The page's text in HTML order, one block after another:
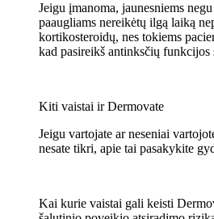
Jeigu įmanoma, jaunesniems
paaugliams nereikėtų ilgą laiką
kortikosteroidų, nes tokiems
kad pasireikš antinksčių funkcijos
Kiti vaistai ir Dermovate
Jeigu vartojate ar neseniai
nesate tikri, apie tai pasakykite
Kai kurie vaistai gali keisti